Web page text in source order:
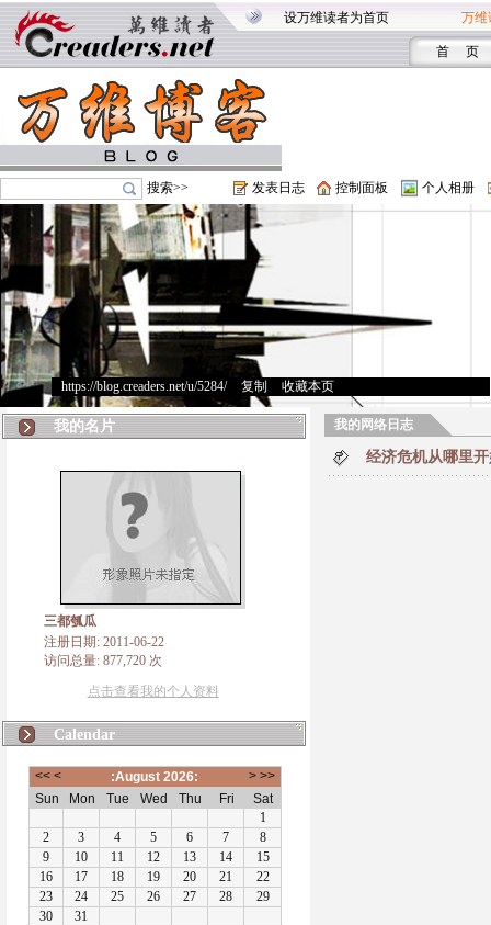
设万维读者为首页 万维
首 页
搜索>> 发表日志 控制面板 个人相册
https://blog.creaders.net/u/5284/> 复制 收藏本页
我的名片
三都瓠瓜
注册日期: 2011-06-22
访问总量: 877,720 次
点击查看我的个人资料
Calendar
我的网络日志
经济危机从哪里